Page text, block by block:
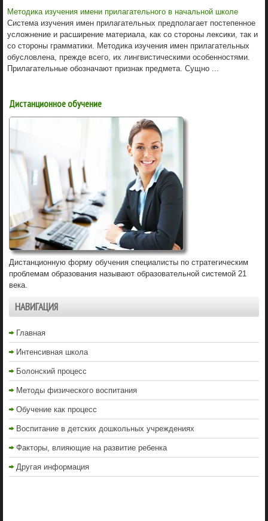
Методика изучения имени прилагательного в начальной школе
Система изучения имен прилагательных предполагает постепенное
усложнение и расширение материала, как со стороны лексики, так и
со стороны грамматики. Методика изучения имен прилагательных
обусловлена, прежде всего, их лингвистическими особенностями.
Прилагательные обозначают признак предмета. Сущно ...
Дистанционное обучение
Дистанционную форму обучения специалисты по стратегическим
проблемам образования называют образовательной системой 21
века.
НАВИГАЦИЯ
Главная
Интенсивная школа
Болонский процесс
Методы физического воспитания
Обучение как процесс
Воспитание в детских дошкольных учреждениях
Факторы, влияющие на развитие ребенка
Другая информация